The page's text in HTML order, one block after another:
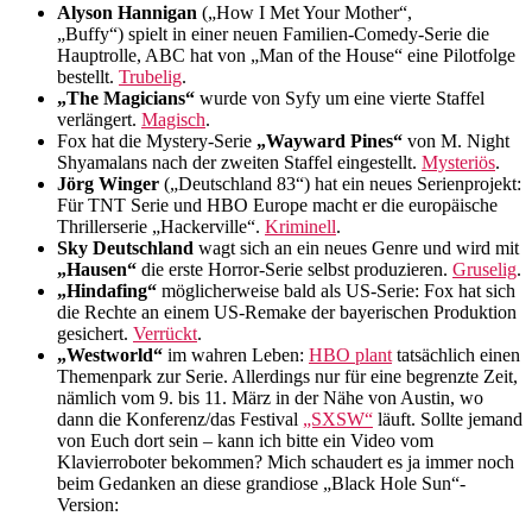
Alyson Hannigan („How I Met Your Mother“,
„Buffy“) spielt in einer neuen Familien-Comedy-Serie die
Hauptrolle, ABC hat von „Man of the House“ eine Pilotfolge
bestellt. Trubelig.
„The Magicians“ wurde von Syfy um eine vierte Staffel
verlängert. Magisch.
Fox hat die Mystery-Serie „Wayward Pines“ von M. Night
Shyamalans nach der zweiten Staffel eingestellt. Mysteriös.
Jörg Winger („Deutschland 83“) hat ein neues Serienprojekt:
Für TNT Serie und HBO Europe macht er die europäische
Thrillerserie „Hackerville“. Kriminell.
Sky Deutschland wagt sich an ein neues Genre und wird mit
„Hausen“ die erste Horror-Serie selbst produzieren. Gruselig.
„Hindafing“ möglicherweise bald als US-Serie: Fox hat sich
die Rechte an einem US-Remake der bayerischen Produktion
gesichert. Verrückt.
„Westworld“ im wahren Leben: HBO plant tatsächlich einen
Themenpark zur Serie. Allerdings nur für eine begrenzte Zeit,
nämlich vom 9. bis 11. März in der Nähe von Austin, wo
dann die Konferenz/das Festival „SXSW“ läuft. Sollte jemand
von Euch dort sein – kann ich bitte ein Video vom
Klavierroboter bekommen? Mich schaudert es ja immer noch
beim Gedanken an diese grandiose „Black Hole Sun“-
Version: